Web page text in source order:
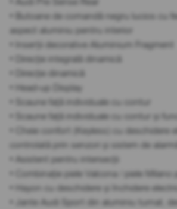
• Butoane de comandă negru lucios cu
aspect aluminiu pentru interior
• Inserții decorative Aluminium Fragment
• Direcție integrală dinamică
• Direcție dinamică
• Head-up Display
• Scaune față individuale cu contur
• Scaune față individuale cu contur și
• Cheie confort (Keyless) cu deschidere
controlată prin senzori și sistem de
• Asistent pentru intersecții
• Combinație piele Valcona / piele Milano
• Hayon cu deschidere și închidere
• Jante Audi Sport din aluminiu turnat,